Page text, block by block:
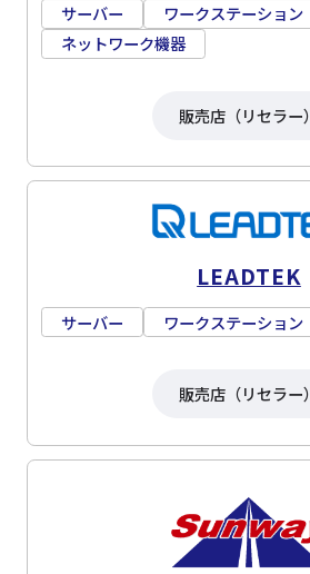
サーバー ワークステーション
ネットワーク機器
販売店（リセラー）
LEADTEK
サーバー ワークステーション
販売店（リセラー）